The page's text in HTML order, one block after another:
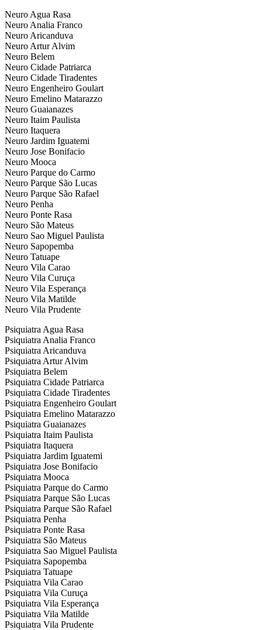
Neuro Agua Rasa
Neuro Analia Franco
Neuro Aricanduva
Neuro Artur Alvim
Neuro Belem
Neuro Cidade Patriarca
Neuro Cidade Tiradentes
Neuro Engenheiro Goulart
Neuro Emelino Matarazzo
Neuro Guaianazes
Neuro Itaim Paulista
Neuro Itaquera
Neuro Jardim Iguatemi
Neuro Jose Bonifacio
Neuro Mooca
Neuro Parque do Carmo
Neuro Parque São Lucas
Neuro Parque São Rafael
Neuro Penha
Neuro Ponte Rasa
Neuro São Mateus
Neuro Sao Miguel Paulista
Neuro Sapopemba
Neuro Tatuape
Neuro Vila Carao
Neuro Vila Curuça
Neuro Vila Esperança
Neuro Vila Matilde
Neuro Vila Prudente
Psiquiatra Agua Rasa
Psiquiatra Analia Franco
Psiquiatra Aricanduva
Psiquiatra Artur Alvim
Psiquiatra Belem
Psiquiatra Cidade Patriarca
Psiquiatra Cidade Tiradentes
Psiquiatra Engenheiro Goulart
Psiquiatra Emelino Matarazzo
Psiquiatra Guaianazes
Psiquiatra Itaim Paulista
Psiquiatra Itaquera
Psiquiatra Jardim Iguatemi
Psiquiatra Jose Bonifacio
Psiquiatra Mooca
Psiquiatra Parque do Carmo
Psiquiatra Parque São Lucas
Psiquiatra Parque São Rafael
Psiquiatra Penha
Psiquiatra Ponte Rasa
Psiquiatra São Mateus
Psiquiatra Sao Miguel Paulista
Psiquiatra Sapopemba
Psiquiatra Tatuape
Psiquiatra Vila Carao
Psiquiatra Vila Curuça
Psiquiatra Vila Esperança
Psiquiatra Vila Matilde
Psiquiatra Vila Prudente